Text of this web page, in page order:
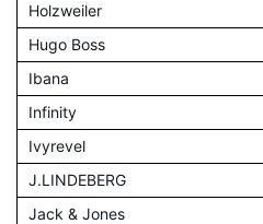
Holzweiler
Hugo Boss
Ibana
Infinity
Ivyrevel
J.LINDEBERG
Jack & Jones